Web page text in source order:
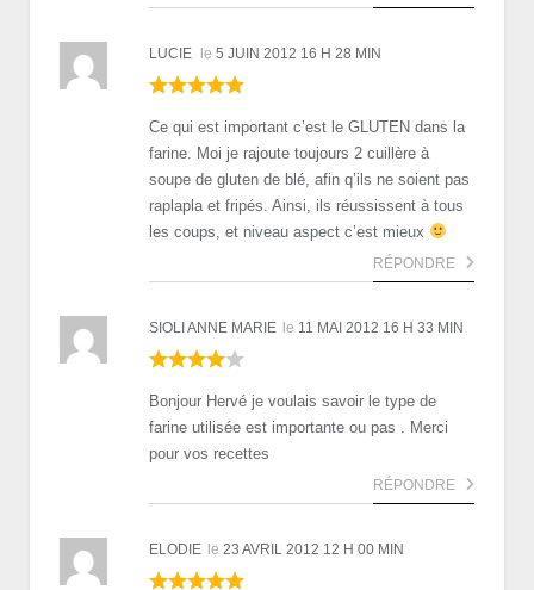
LUCIE le 5 JUIN 2012 16 H 28 MIN
Ce qui est important c’est le GLUTEN dans la
farine. Moi je rajoute toujours 2 cuillère à
soupe de gluten de blé, afin q’ils ne soient pas
raplapla et fripés. Ainsi, ils réussissent à tous
les coups, et niveau aspect c’est mieux
RÉPONDRE
SIOLI ANNE MARIE le 11 MAI 2012 16 H 33 MIN
Bonjour Hervé je voulais savoir le type de
farine utilisée est importante ou pas . Merci
pour vos recettes
RÉPONDRE
ELODIE le 23 AVRIL 2012 12 H 00 MIN